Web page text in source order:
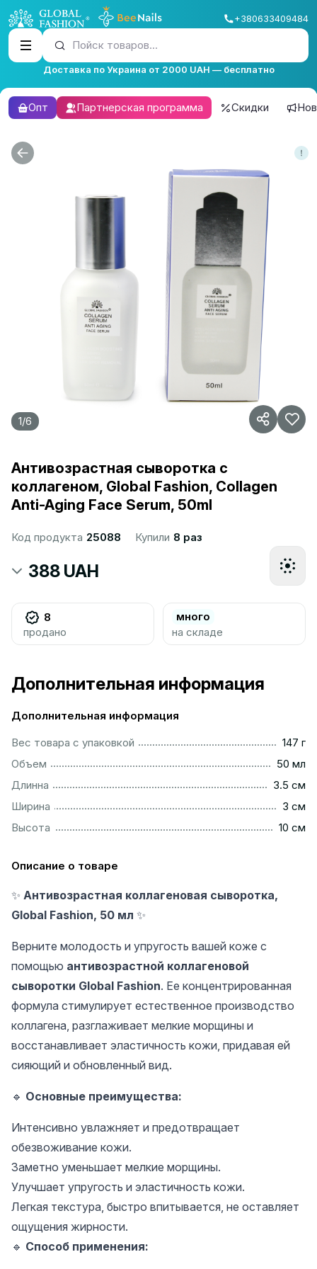
+380633409484
Пойск товаров...
Доставка по Украина от 2000 UAH — бесплатно
Опт Партнерская программа Скидки
1/6
Антивозрастная сыворотка с
коллагеном, Global Fashion, Collagen
Anti-Aging Face Serum, 50ml
Код продукта 25088 Купили 8 раз
388 UAH
8
продано
много
на складе
Дополнительная информация
Дополнительная информация
Вес товара с упаковкой
147 г
Объем
50 мл
Длинна
3.5 см
Ширина
3 см
Высота
10 см
Описание о товаре
✨ Антивозрастная коллагеновая сыворотка,
Global Fashion, 50 мл ✨
Верните молодость и упругость вашей коже с
помощью антивозрастной коллагеновой
сыворотки Global Fashion. Ее концентрированная
формула стимулирует естественное производство
коллагена, разглаживает мелкие морщины и
восстанавливает эластичность кожи, придавая ей
сияющий и обновленный вид.
🔹 Основные преимущества:
Интенсивно увлажняет и предотвращает
обезвоживание кожи.
Заметно уменьшает мелкие морщины.
Улучшает упругость и эластичность кожи.
Легкая текстура, быстро впитывается, не оставляет
ощущения жирности.
🔹 Способ применения: